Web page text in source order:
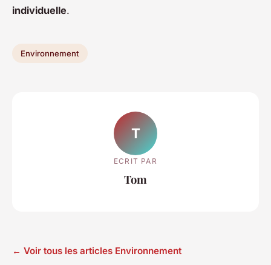
individuelle.
Environnement
T
ECRIT PAR
Tom
← Voir tous les articles Environnement